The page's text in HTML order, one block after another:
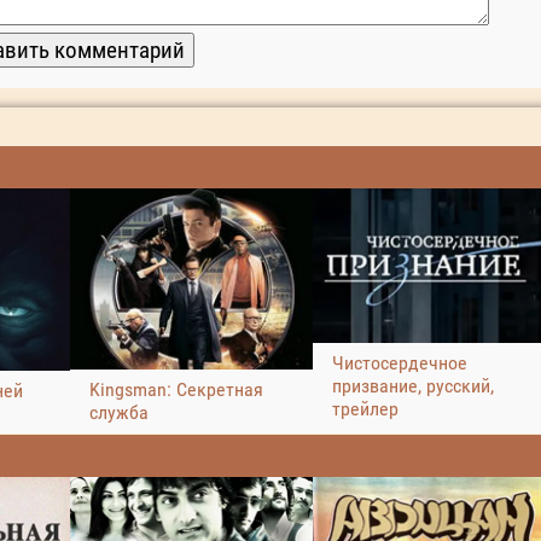
Kingsman: Секретная
служба
Чистосердечное
призвание, русский,
трейлер